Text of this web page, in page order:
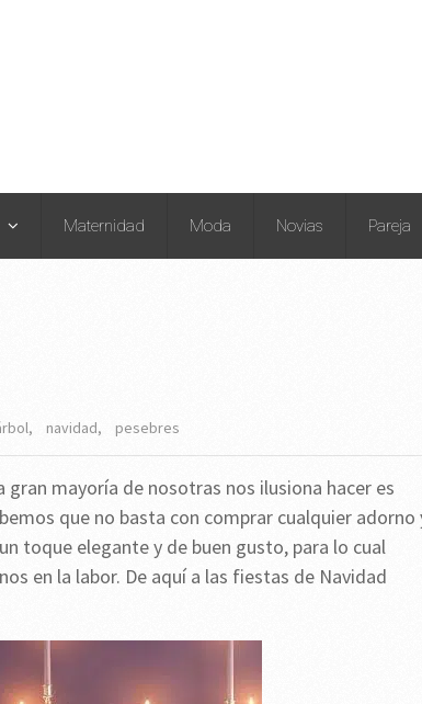
Maternidad Moda Novias Pareja
, navidad, pesebres
gran mayoría de nosotras nos ilusiona hacer es
que no basta con comprar cualquier adorno
toque elegante y de buen gusto, para lo cual
en la labor. De aquí a las fiestas de Navidad